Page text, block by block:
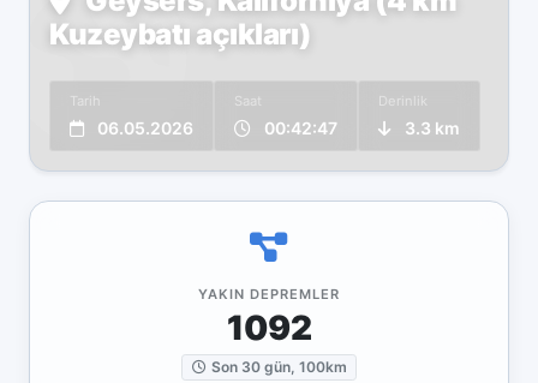
Kuzeybatı açıkları)
Tarih
06.05.2026
Saat
00:42:47
Derinlik
3.3 km
YAKIN DEPREMLER
1092
Son 30 gün, 100km